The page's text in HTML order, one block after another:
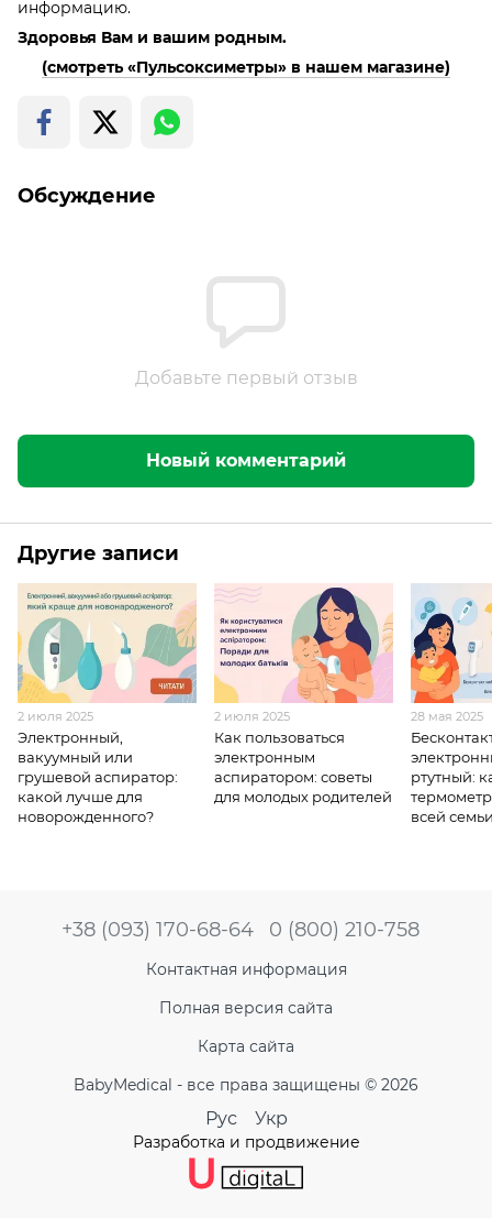
информацию.
Здоровья Вам и вашим родным.
(смотреть «Пульсоксиметры» в нашем магазине)
Обсуждение
Добавьте первый отзыв
Новый комментарий
Другие записи
2 июля 2025
Электронный,
вакуумный или
грушевой аспиратор:
какой лучше для
новорожденного?
2 июля 2025
Как пользоваться
электронным
аспиратором: советы
для молодых родителей
28 мая 2025
ртутный:
всей
+38 (093) 170-68-64 0 (800) 210-758
Контактная информация
Полная версия сайта
Карта сайта
BabyMedical - все права защищены © 2026
Рус Укр
Разработка и продвижение